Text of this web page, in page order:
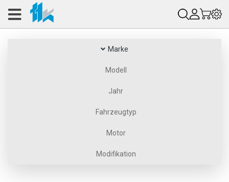
Marke
Modell
Jahr
Fahrzeugtyp
Motor
Modifikation